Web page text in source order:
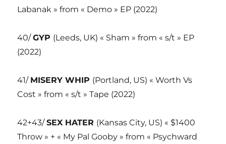
Labanak » from « Demo » EP (2022)
40/GYP (Leeds, UK) « Sham » from « s/t » EP
(2022)
41/ MISERY WHIP (Portland, US) « Worth Vs
Cost » from « s/t » Tape (2022)
42+43/SEX HATER (Kansas City, US) « $1400
Throw » + « My Pal Gooby » from « Psychward